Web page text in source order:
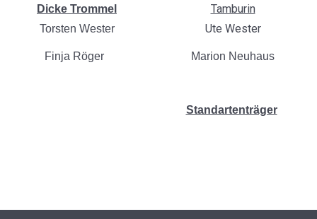
Dicke Trommel Tamburin
Torsten Wester Ute Wester
Finja Röger Marion Neuhaus
Standartenträger